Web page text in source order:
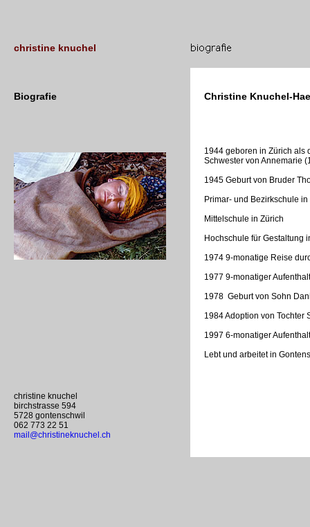
christine knuchel
Biografie Christine Knuchel-
1944 geboren in Zürich als
Schwester von Annemarie
1945 Geburt von Bruder
Primar- und Bezirkschule
Mittelschule in Zürich
Hochschule für Gestaltung
1974 9-monatige Reise
1977 9-monatiger
1978 Geburt von Sohn
1984 Adoption von Tochter
1997 6-monatiger
Lebt und arbeitet in
christine knuchel
birchstrasse 594
5728 gontenschwil
062 773 22 51
mail@christineknuchel.ch